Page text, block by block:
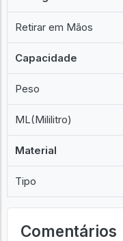
Retirar em Mãos
Capacidade
Peso
ML(Mililitro)
Material
Tipo
Comentários